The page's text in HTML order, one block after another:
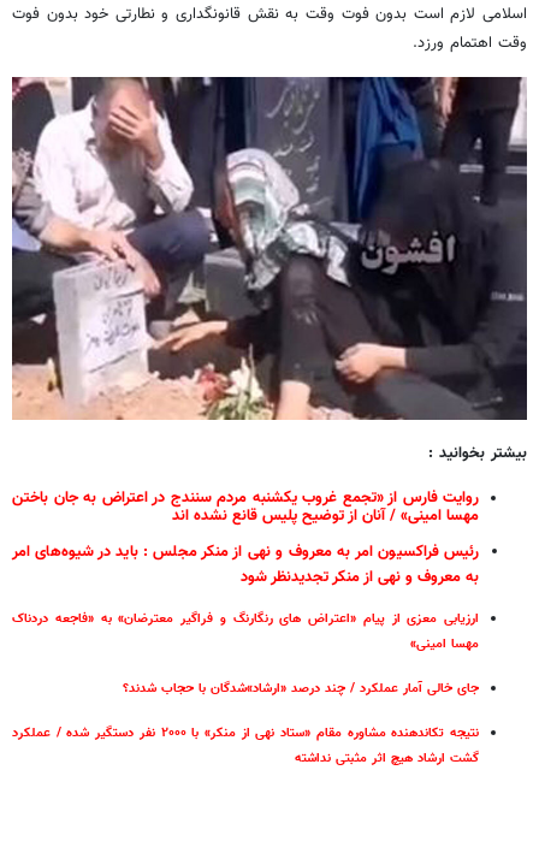
اسلامی لازم است بدون فوت وقت به نقش قانونگداری و نطارتی خود بدون فوت
وقت اهتمام ورزد.
بیشتر بخوانید :
روایت فارس از «تجمع غروب یکشنبه مردم سنندج در اعتراض به جان باختن
مهسا امینی» / آنان از توضیح پلیس قانع نشده اند
رئیس فراکسیون امر به معروف و نهی‌ از منکر مجلس : باید در شیوه‌های امر
به معروف و نهی از منکر تجدیدنظر شود
ارزیابی معزی از پیام «اعتراض های رنگارنگ و فراگیر معترضان» به «فاجعه‌ دردناک
جای خالی آمار عملکرد / چند درصد «ارشاد»شدگان با حجاب شدند؟
نتیجه تکاندهنده مشاوره مقام «ستاد نهی از منکر» با ۲۰۰۰ نفر دستگیر شده / عملکرد
گشت ارشاد هیچ اثر مثبتی نداشته